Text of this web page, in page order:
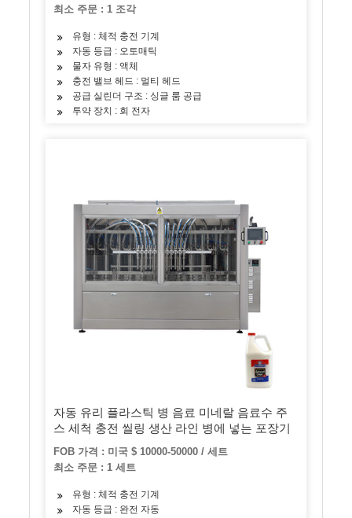
최소 주문 : 1 조각
유형 : 체적 충전 기계
자동 등급 : 오토매틱
물자 유형 : 액체
충전 밸브 헤드 : 멀티 헤드
공급 실린더 구조 : 싱글 룸 공급
투약 장치 : 회 전자
자동 유리 플라스틱 병 음료 미네랄 음료수 주
스 세척 충전 씰링 생산 라인 병에 넣는 포장기
FOB 가격 : 미국 $ 10000-50000 / 세트
최소 주문 : 1 세트
유형 : 체적 충전 기계
자동 등급 : 완전 자동